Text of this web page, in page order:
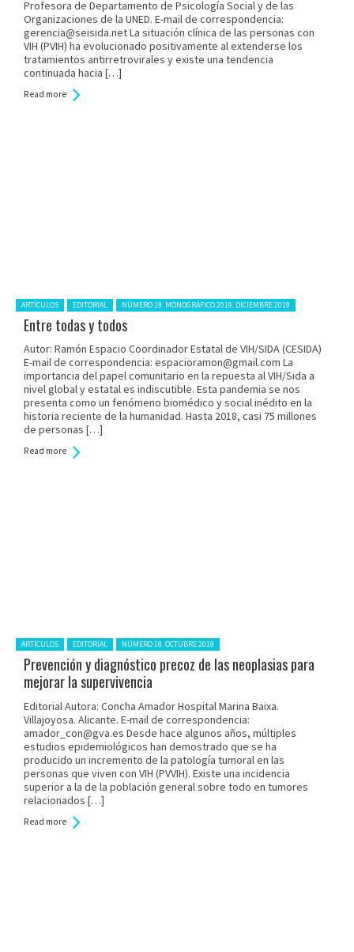
Profesora de Departamento de Psicología Social y de las
Organizaciones de la UNED. E-mail de correspondencia:
gerencia@seisida.net La situación clínica de las personas con
VIH (PVIH) ha evolucionado positivamente al extenderse los
tratamientos antirretrovirales y existe una tendencia
continuada hacia […]
Read more
Posted in:
ARTÍCULOS EDITORIAL NÚMERO 19. MONOGRÁFICO 2019. DICIEMBRE 2019
Entre todas y todos
Autor: Ramón Espacio Coordinador Estatal de VIH/SIDA (CESIDA)
E-mail de correspondencia: espacioramon@gmail.com La
importancia del papel comunitario en la repuesta al VIH/Sida a
nivel global y estatal es indiscutible. Esta pandemia se nos
presenta como un fenómeno biomédico y social inédito en la
historia reciente de la humanidad. Hasta 2018, casi 75 millones
de personas […]
Read more
Posted in:
ARTÍCULOS EDITORIAL NÚMERO 18. OCTUBRE 2019
Prevención y diagnóstico precoz de las neoplasias para
mejorar la supervivencia
Editorial Autora: Concha Amador Hospital Marina Baixa.
Villajoyosa. Alicante. E-mail de correspondencia:
amador_con@gva.es Desde hace algunos años, múltiples
estudios epidemiológicos han demostrado que se ha
producido un incremento de la patología tumoral en las
personas que viven con VIH (PVVIH). Existe una incidencia
superior a la de la población general sobre todo en tumores
relacionados […]
Read more